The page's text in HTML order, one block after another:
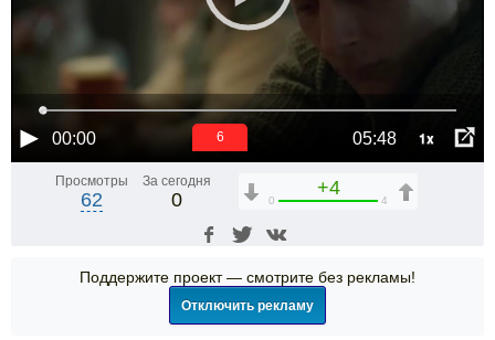
00:00 05:48 1x
6
Просмотры
62
За сегодня
0
+4
0 4
Поддержите проект — смотрите без рекламы!
Отключить рекламу